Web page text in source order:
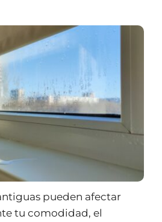
pueden afectar
tu comodidad, el